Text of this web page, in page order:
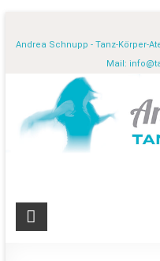
Andrea Schnupp - Tanz-Körper-
Mail: